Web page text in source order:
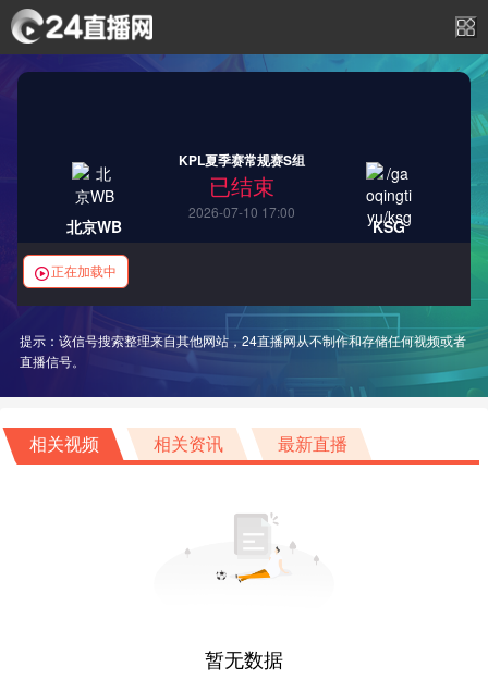
北京WB
KPL夏季赛常规赛S组
已结束
2026-07-10 17:00
KSG
正在加载中
提示：该信号搜索整理来自其他网站，24直播网从不制作和存储任何视频或者
直播信号。
相关视频 相关资讯 最新直播
暂无数据